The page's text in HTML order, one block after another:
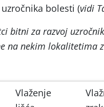
bolesti (vidi
bitni za razvoj
na nekim lokalitetima
Vlaženje